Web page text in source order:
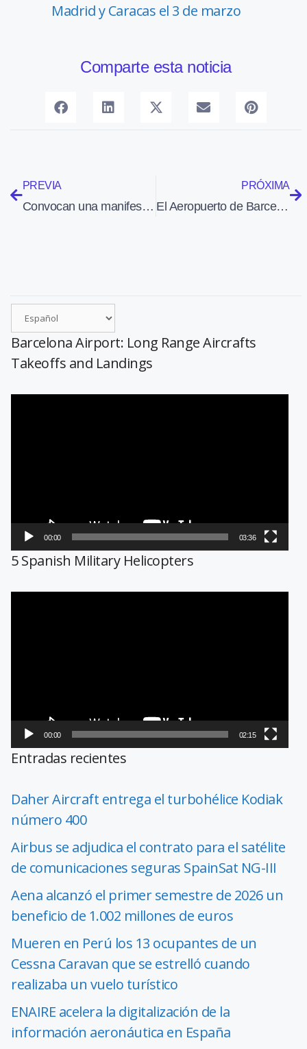
Madrid y Caracas el 3 de marzo
Comparte esta noticia
PREVIA
Convocan una manifestación en septiembre contra el proyecto de ampliación del Aeropuerto de Barcelona
PRÓXIMA
El Aeropuerto de Barcelona aspira a tener vuelos directos con Tokio, Delhi y Bongkok
Barcelona Airport: Long Range Aircrafts
Takeoffs and Landings
00:00 03:36
5 Spanish Military Helicopters
00:00 02:15
Entradas recientes
Daher Aircraft entrega el turbohélice Kodiak
número 400
Airbus se adjudica el contrato para el satélite
de comunicaciones seguras SpainSat NG-III
Aena alcanzó el primer semestre de 2026 un
beneficio de 1.002 millones de euros
Mueren en Perú los 13 ocupantes de un
Cessna Caravan que se estrelló cuando
realizaba un vuelo turístico
ENAIRE acelera la digitalización de la
información aeronáutica en España